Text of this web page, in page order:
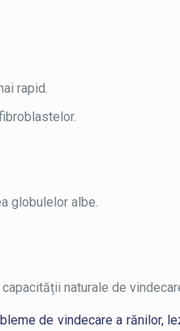
rapid.
globulelor albe.
naturale de
de vindecare a rănilor,